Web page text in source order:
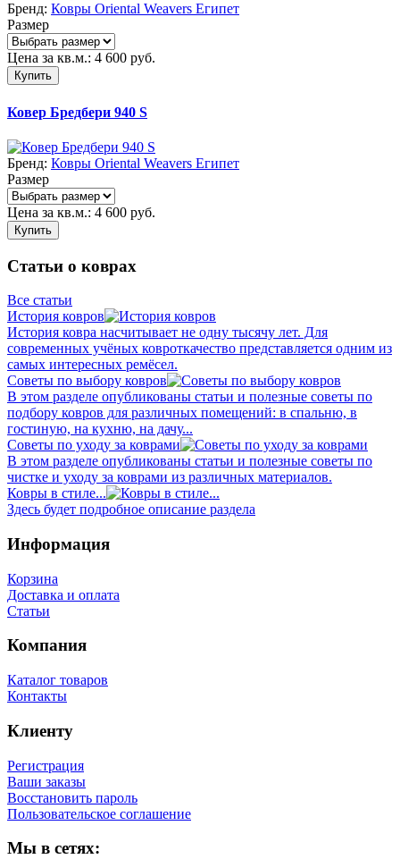
Бренд: Ковры Oriental Weavers Египет
Размер
Цена за кв.м.: 4 600 руб.
Купить
Ковер Бредбери 940 S
Бренд: Ковры Oriental Weavers Египет
Размер
Цена за кв.м.: 4 600 руб.
Купить
Статьи о коврах
Все статьи
История ковров
История ковра насчитывает не одну тысячу лет. Для
современных учёных ковроткачество представляется одним из
самых интересных ремёсел.
Советы по выбору ковров
В этом разделе опубликованы статьи и полезные советы по
подбору ковров для различных помещений: в спальню, в
гостиную, на кухню, на дачу...
Советы по уходу за коврами
В этом разделе опубликованы статьи и полезные советы по
чистке и уходу за коврами из различных материалов.
Ковры в стиле...
Здесь будет подробное описание раздела
Информация
Корзина
Доставка и оплата
Статьи
Компания
Каталог товаров
Контакты
Клиенту
Регистрация
Ваши заказы
Восстановить пароль
Пользовательское соглашение
Мы в сетях: